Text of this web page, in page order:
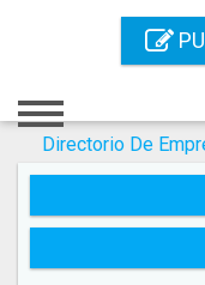
Registro
Directorio De